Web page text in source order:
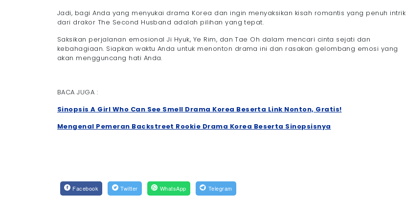
Jadi, bagi Anda yang menyukai drama Korea dan ingin menyaksikan kisah romantis yang penuh intrik
dari drakor The Second Husband adalah pilihan yang tepat.
Saksikan perjalanan emosional Ji Hyuk, Ye Rim, dan Tae Oh dalam mencari cinta sejati dan
kebahagiaan. Siapkan waktu Anda untuk menonton drama ini dan rasakan gelombang emosi yang
akan mengguncang hati Anda.
BACA JUGA :
Sinopsis A Girl Who Can See Smell Drama Korea Beserta Link Nonton, Gratis!
Mengenal Pemeran Backstreet Rookie Drama Korea Beserta Sinopsisnya
Facebook Twitter WhatsApp Telegram